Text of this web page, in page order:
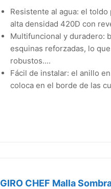
Resistente al agua: el
alta densidad 420D con
Multifuncional y duradero:
esquinas reforzadas, lo
robustos....
Fácil de instalar: el anillo
coloca en el borde de las
GIRO CHEF Malla